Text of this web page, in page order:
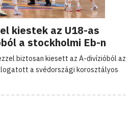
kiestek az U18-as
a stockholmi Eb-n
biztosan kiesett az A-divízióból az
a svédországi korosztályos